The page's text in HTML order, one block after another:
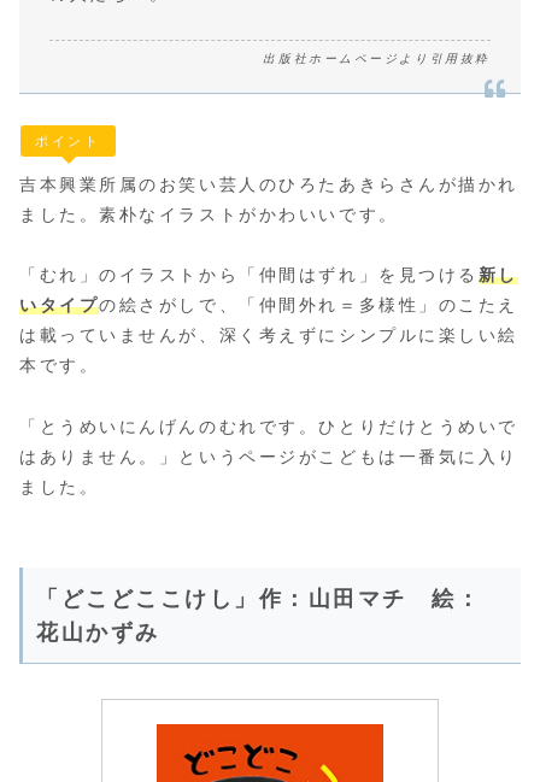
出版社ホームページより引用抜粋
ポイント
吉本興業所属のお笑い芸人のひろたあきらさんが描かれ
ました。素朴なイラストがかわいいです。
「むれ」のイラストから「仲間はずれ」を見つける 新し
いタイプの絵さがしで、「仲間外れ＝多様性」のこたえ
は載っていませんが、深く考えずにシンプルに楽しい絵
本です。
「とうめいにんげんのむれです。ひとりだけとうめいで
はありません。」というページがこどもは一番気に入り
ました。
「どこどここけし」作：山田マチ 絵：
花山かずみ